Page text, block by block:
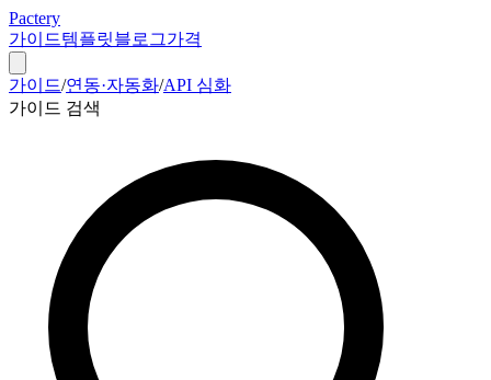
Pactery
가이드템플릿블로그가격
가이드/연동·자동화/API 심화
가이드 검색